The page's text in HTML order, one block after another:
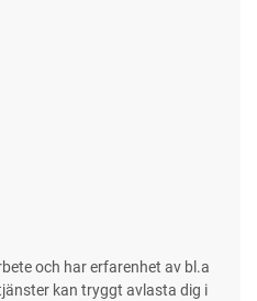
och har erfarenhet av bl.a
kan tryggt avlasta dig i